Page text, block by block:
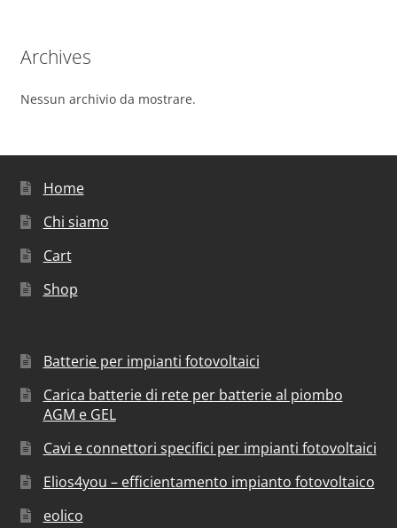
Archives
Nessun archivio da mostrare.
Home
Chi siamo
Cart
Shop
Batterie per impianti fotovoltaici
Carica batterie di rete per batterie al piombo
AGM e GEL
Cavi e connettori specifici per impianti fotovoltaici
Elios4you – efficientamento impianto fotovoltaico
eolico